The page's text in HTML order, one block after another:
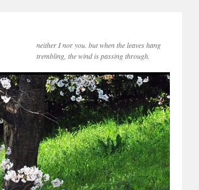
neither I nor you. but when the leaves hang
trembling, the wind is passing through.